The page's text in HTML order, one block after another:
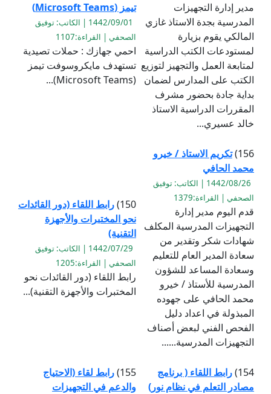
مدير إدارة التجهيزات
المدرسية بجدة الاستاذ غازي
المالكي يقوم بزيارة
لمستودعات الكتب الدراسية
لمتابعة العمل والتجهيز لتوزيع
الكتب على المدارس لضمان
بداية جادة بحضور مشرف
المقررات الدراسية الاستاذ
خالد عسيري...
تيمز (Microsoft Teams)
1442/09/01 | الكاتب: توفيق
الصحفي | القراءة:1107
احمي جهازك : حملات تصيدية
تستهدف مايكروسوفت تيمز
(Microsoft Teams)...
156) تكريم الاستاذ / خيرو
محمد الحافي
1442/08/26 | الكاتب: توفيق
الصحفي | القراءة:1379
قدم اليوم مدير إدارة
التجهيزات المدرسية المكلف
شهادات شكر وتقدير من
سعادة المدير العام للتعليم
وسعادة المساعد للشؤون
المدرسية للأستاذ / خيرو
محمد الحافي على جهوده
المبذولة في اعداد دليل
الفحص الفني لبعض أصناف
التجهيزات المدرسية......
150) رابط اللقاء (دور القائدات
نحو المختبرات والأجهزة
التقنية)
1442/07/29 | الكاتب: توفيق
الصحفي | القراءة:1205
رابط اللقاء (دور القائدات نحو
المختبرات والأجهزة التقنية)...
154) رابط اللقاء ( برنامج
مصادر التعلم في نظام نور)
155) رابط لقاء (الاحتياج
والدعم في التجهيزات